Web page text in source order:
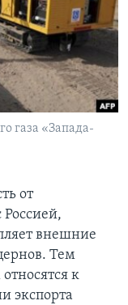
газа «Запада-
от
Россией,
внешние
Тем
к
экспорта